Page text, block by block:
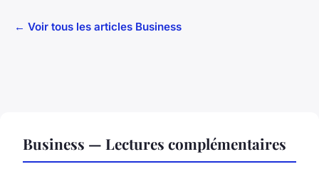
← Voir tous les articles Business
Business — Lectures complémentaires